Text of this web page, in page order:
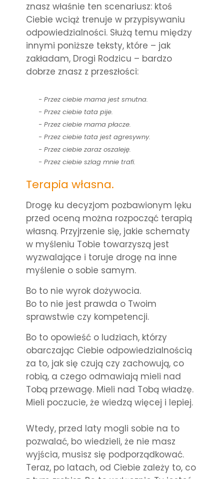
znasz właśnie ten scenariusz: ktoś
Ciebie wciąż trenuje w przypisywaniu
odpowiedzialności. Służą temu między
innymi poniższe teksty, które – jak
zakładam, Drogi Rodzicu – bardzo
dobrze znasz z przeszłości:
- Przez ciebie mama jest smutna.
- Przez ciebie tata pije.
- Przez ciebie mama płacze.
- Przez ciebie tata jest agresywny.
- Przez ciebie zaraz oszaleję.
- Przez ciebie szlag mnie trafi.
Terapia własna.
Drogę ku decyzjom pozbawionym lęku
przed oceną można rozpocząć terapią
własną. Przyjrzenie się, jakie schematy
w myśleniu Tobie towarzyszą jest
wyzwalające i toruje drogę na inne
myślenie o sobie samym.
Bo to nie wyrok dożywocia.
Bo to nie jest prawda o Twoim
sprawstwie czy kompetencji.
Bo to opowieść o ludziach, którzy
obarczając Ciebie odpowiedzialnością
za to, jak się czują czy zachowują, co
robią, a czego odmawiają mieli nad
Tobą przewagę. Mieli nad Tobą władzę.
Mieli poczucie, że wiedzą więcej i lepiej.
Wtedy, przed laty mogli sobie na to
pozwalać, bo wiedzieli, że nie masz
wyjścia, musisz się podporządkować.
Teraz, po latach, od Ciebie zależy to, co